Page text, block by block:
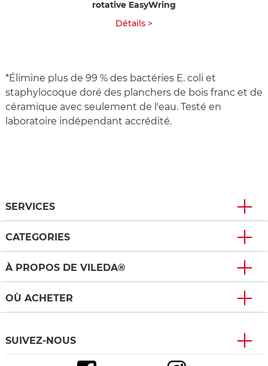
rotative EasyWring
Détails >
*Élimine plus de 99 % des bactéries E. coli et
staphylocoque doré des planchers de bois franc et de
céramique avec seulement de l'eau. Testé en
laboratoire indépendant accrédité.
SERVICES
CATEGORIES
À PROPOS DE VILEDA®
OÙ ACHETER
SUIVEZ-NOUS